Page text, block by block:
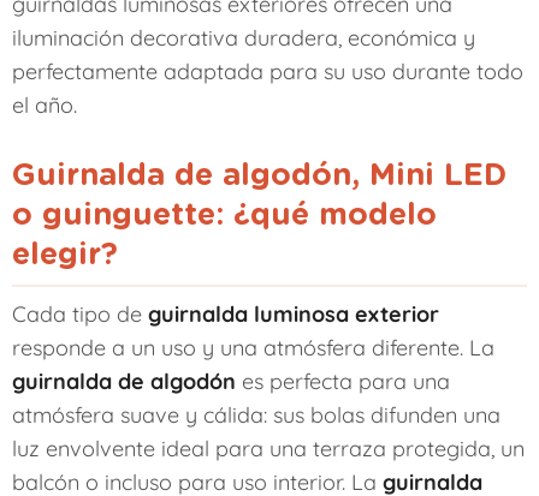
iluminación decorativa duradera, económica y
perfectamente adaptada para su uso durante todo
el año.
Guirnalda de algodón, Mini LED
o guinguette: ¿qué modelo
elegir?
Cada tipo de guirnalda luminosa exterior
responde a un uso y una atmósfera diferente. La
guirnalda de algodón es perfecta para una
atmósfera suave y cálida: sus bolas difunden una
luz envolvente ideal para una terraza protegida, un
balcón o incluso para uso interior. La guirnalda